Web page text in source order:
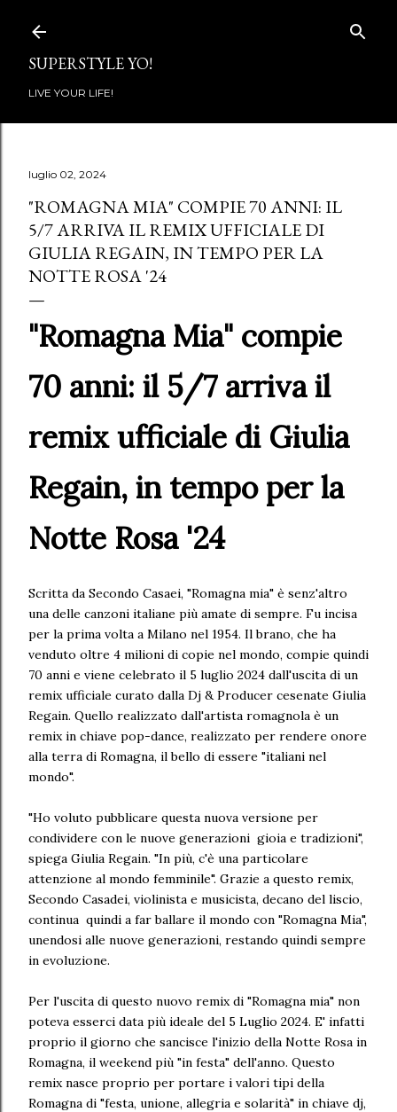
SUPERSTYLE YO!
LIVE YOUR LIFE!
luglio 02, 2024
"ROMAGNA MIA" COMPIE 70 ANNI: IL
5/7 ARRIVA IL REMIX UFFICIALE DI
GIULIA REGAIN, IN TEMPO PER LA
NOTTE ROSA '24
"Romagna Mia" compie
70 anni: il 5/7 arriva il
remix ufficiale di Giulia
Regain, in tempo per la
Notte Rosa '24
Scritta da Secondo Casaei, "Romagna mia" è senz'altro
una delle canzoni italiane più amate di sempre. Fu incisa
per la prima volta a Milano nel 1954. Il brano, che ha
venduto oltre 4 milioni di copie nel mondo, compie quindi
70 anni e viene celebrato il 5 luglio 2024 dall'uscita di un
remix ufficiale curato dalla Dj & Producer cesenate Giulia
Regain. Quello realizzato dall'artista romagnola è un
remix in chiave pop-dance, realizzato per rendere onore
alla terra di Romagna, il bello di essere "italiani nel
mondo".
"Ho voluto pubblicare questa nuova versione per
condividere con le nuove generazioni gioia e tradizioni",
spiega Giulia Regain. "In più, c'è una particolare
attenzione al mondo femminile". Grazie a questo remix,
Secondo Casadei, violinista e musicista, decano del liscio,
continua quindi a far ballare il mondo con "Romagna Mia",
unendosi alle nuove generazioni, restando quindi sempre
in evoluzione.
Per l'uscita di questo nuovo remix di "Romagna mia" non
poteva esserci data più ideale del 5 Luglio 2024. E' infatti
proprio il giorno che sancisce l'inizio della Notte Rosa in
Romagna, il weekend più "in festa" dell'anno. Questo
remix nasce proprio per portare i valori tipi della
Romagna di "festa, unione, allegria e solarità" in chiave dj,